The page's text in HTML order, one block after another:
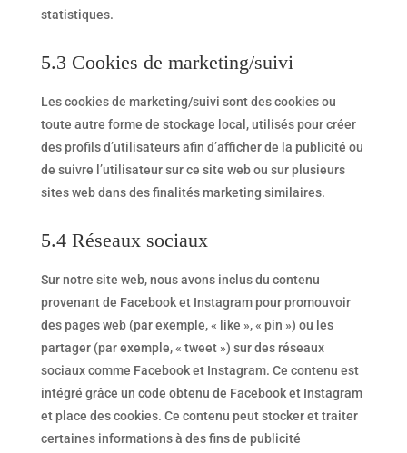
statistiques.
5.3 Cookies de marketing/suivi
Les cookies de marketing/suivi sont des cookies ou
toute autre forme de stockage local, utilisés pour créer
des profils d’utilisateurs afin d’afficher de la publicité ou
de suivre l’utilisateur sur ce site web ou sur plusieurs
sites web dans des finalités marketing similaires.
5.4 Réseaux sociaux
Sur notre site web, nous avons inclus du contenu
provenant de Facebook et Instagram pour promouvoir
des pages web (par exemple, « like », « pin ») ou les
partager (par exemple, « tweet ») sur des réseaux
sociaux comme Facebook et Instagram. Ce contenu est
intégré grâce un code obtenu de Facebook et Instagram
et place des cookies. Ce contenu peut stocker et traiter
certaines informations à des fins de publicité